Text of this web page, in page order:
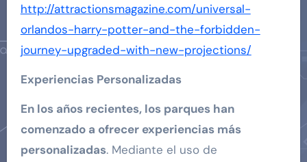
http://attractionsmagazine.com/universal-
orlandos-harry-potter-and-the-forbidden-
journey-upgraded-with-new-projections/
Experiencias Personalizadas
En los años recientes, los parques han
comenzado a ofrecer experiencias más
personalizadas. Mediante el uso de